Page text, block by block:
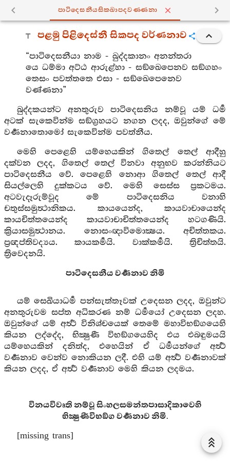
පාටිදෙසනීයසික‍්ඛාපදවණ‍්ණනා
පළමු පිළිදෙස්නී සිකපද වර්ණනාව
“පාටිදෙසනීයා නාම - ඛුද්දකානං අනන්තරා
යෙ ධම්මා අට්ඨ ආරුළ්හා - සඞ්ඛෙපෙනව සඞ්ගහං
තෙසං පවත්තතෙ එසා - සඞ්ඛෙපෙනෙව
වණ්ණනා”
බුද්දකයන්ට අනතුරුව පාටිදෙසනිය නම්වූ යම් ධර්‍ම
අටක් සැකෙවින්ම සඞ්ග්‍රහයට නගන ලදද, ඔවුන්ගේ මේ
වර්‍ණනාතොමෝ සැකෙවින්ම පවත්නීය.
මෙහි පෙළෙහි යම්හෙයකින් ගිතෙල් තෙල් ආදීහු
දක්වන ලදද, ගිතෙල් තෙල් විනවා අනුභව කරන්නියට
පාටිදෙසනීය වේ. පෙළෙහි නොආ ගිතෙල් තෙල් ආදී
සියල්ලෙහි දුක්කටය වේ. මෙහි සෙස්ස ප්‍රකටමය.
අටවැදෑරුම්වූද මේ පාටිදෙසනිය වනාහි
චතුස්සමුත්‍ථානිකය. කායයෙන්ද, කායවාචායෙන්ද
කායචිත්තයෙන්ද කායවාචාචිත්තයෙන්ද හටගණියි.
ක්‍රියාසමුත්‍ථානය. නොසංඥාවිමොක්‍ෂය. අචිත්තකය.
ප්‍රඥප්තිවද්‍යය. කායකර්‍මයි. වාක්කර්‍මයි. ත්‍රිචිත්තයි.
ත්‍රිවෙදනයි.
පාටිදෙසනීය වර්‍ණනාව නිමි
යම් සෙඛියාධර්‍ම පන්සැත්තෑවක් උදෙසන ලදද, ඔවුන්ට
අනතුරුවම සප්ත අධිකරණ නම් ධර්‍මයෝ උදෙසන ලදහ.
ඔවුන්ගේ යම් අර්‍ත්‍ථ විනිශ්චයෙක් තෙමේ මහාවිභඞ්ගයෙහි
කියන ලද්දේද, භික්‍ෂුණී විභඞ්ගයෙහිද එය එබඳුමයයි
යම්හෙයකින් දනිත්ද, එහෙයින් ඒ ධර්‍මයන්ගේ අර්‍ත්‍ථ
වර්‍ණනාව වෙන්ව නොකියන ලදී. එහි යම් අර්‍ත්‍ථ වර්‍ණනාවක්
කියන ලදද, ඒ අර්‍ත්‍ථ වර්‍ණනාව මෙහි කියන ලදමය.
විනයවිවෘති නම්වූ සිංහලසමන්තපාසාදිකාවෙහි
භික්‍ෂුණීවිභඞ්ග වර්‍ණනාව නිමි.
[missing trans]